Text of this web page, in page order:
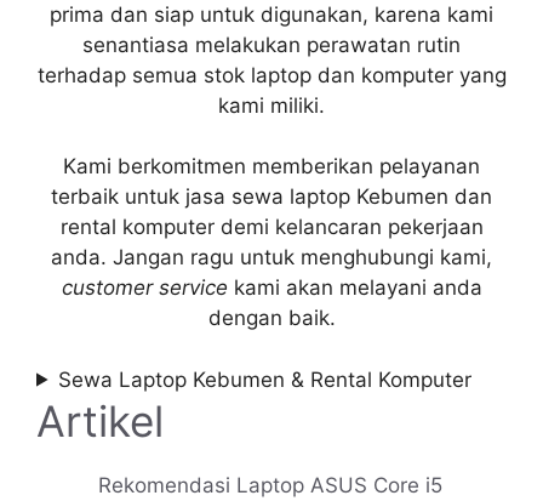
prima dan siap untuk digunakan, karena kami
senantiasa melakukan perawatan rutin
terhadap semua stok laptop dan komputer yang
kami miliki.
Kami berkomitmen memberikan pelayanan
terbaik untuk jasa sewa laptop Kebumen dan
rental komputer demi kelancaran pekerjaan
anda. Jangan ragu untuk menghubungi kami,
customer service kami akan melayani anda
dengan baik.
Sewa Laptop Kebumen & Rental Komputer
Artikel
Rekomendasi Laptop ASUS Core i5